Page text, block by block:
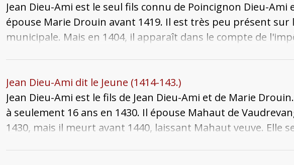
Jean Dieu-Ami est le seul fils connu de Poincignon Dieu-
épouse Marie Drouin avant 1419. Il est très peu présent sur
municipale. Mais en 1404, il apparaît dans le compte de
de nombreux biens dans le pays de Metz, souvent acquis en
écuyers Georges Augustaire, Georges de Serrières et Ferry
Delme en gage en échange d'un prêt important à l'évêque
rachète en 1395. Jean meurt le 18 juillet 1437. Son corps est
Jean Dieu-Ami dit le Jeune (1414-143.)
Jean Dieu-Ami est le fils de Jean Dieu-Ami et de Marie
à seulement 16 ans en 1430. Il épouse Mahaut de
1430, mais il meurt avant 1440, laissant Mahaut veuve. Elle